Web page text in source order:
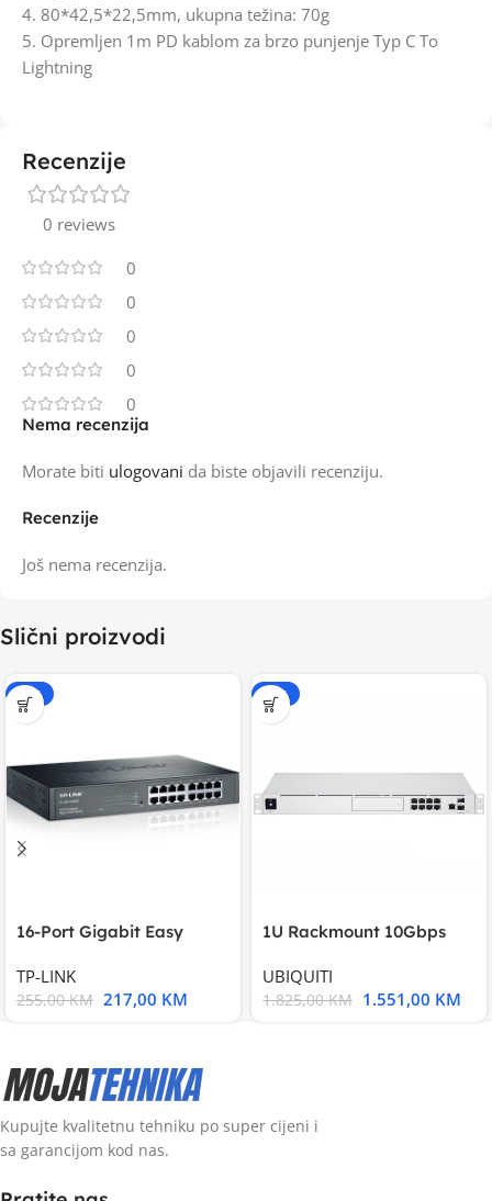
4. 80*42,5*22,5mm, ukupna težina: 70g
5. Opremljen 1m PD kablom za brzo punjenje Typ C To
Lightning
Recenzije
0 reviews
0
0
0
0
0
Recenzije
Još nema recenzija.
Nema recenzija
Morate biti ulogovani da biste objavili recenziju.
Slični proizvodi
-15%
16-Port Gigabit Easy
TP-LINK
255,00KM 217,00 KM
-15%
1U Rackmount 10Gbps
UBIQUITI
1.825,00KM 1.551,00 KM
Kupujte kvalitetnu tehniku po super cijeni i
sa garancijom kod nas.